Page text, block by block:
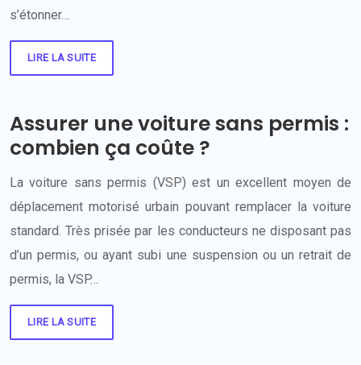
s’étonner…
LIRE LA SUITE
Assurer une voiture sans permis :
combien ça coûte ?
La voiture sans permis (VSP) est un excellent moyen de
déplacement motorisé urbain pouvant remplacer la voiture
standard. Très prisée par les conducteurs ne disposant pas
d’un permis, ou ayant subi une suspension ou un retrait de
permis, la VSP…
LIRE LA SUITE